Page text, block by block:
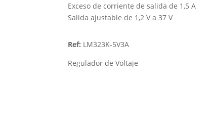
Exceso de corriente de salida de 1,5 A
Salida ajustable de 1,2 V a 37 V
Ref: LM323K-5V3A
Regulador de Voltaje